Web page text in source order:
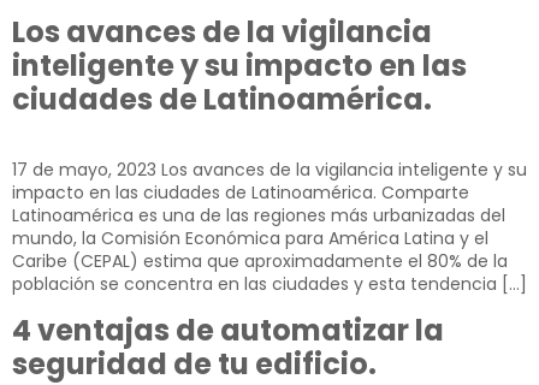
Los avances de la vigilancia
inteligente y su impacto en las
ciudades de Latinoamérica.
17 de mayo, 2023 Los avances de la vigilancia inteligente y su
impacto en las ciudades de Latinoamérica. Comparte
Latinoamérica es una de las regiones más urbanizadas del
mundo, la Comisión Económica para América Latina y el
Caribe (CEPAL) estima que aproximadamente el 80% de la
población se concentra en las ciudades y esta tendencia […]
4 ventajas de automatizar la
seguridad de tu edificio.